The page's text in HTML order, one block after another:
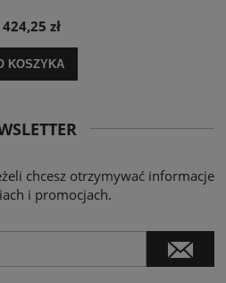
zł
KOSZYKA
chcesz otrzymywać informacje
i promocjach.